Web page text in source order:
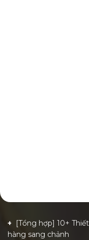
[Tổng hợp] 10+
hàng sang chảnh